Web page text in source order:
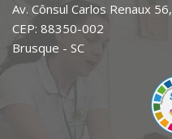
Av. Cônsul Carlos Renaux
CEP: 88350-002
Brusque - SC